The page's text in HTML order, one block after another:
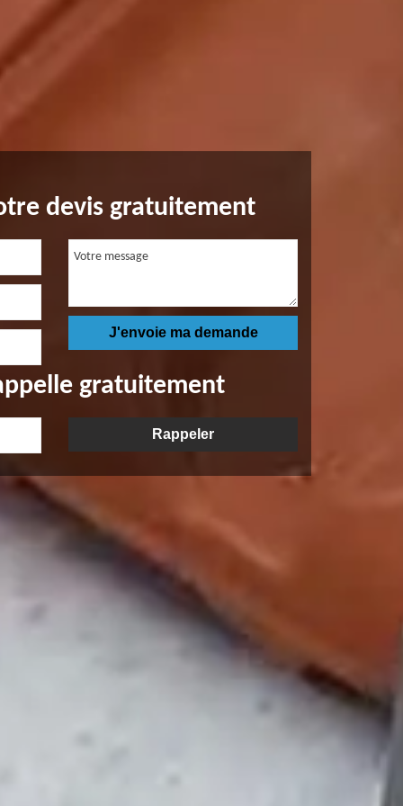
devis gratuitement
gratuitement